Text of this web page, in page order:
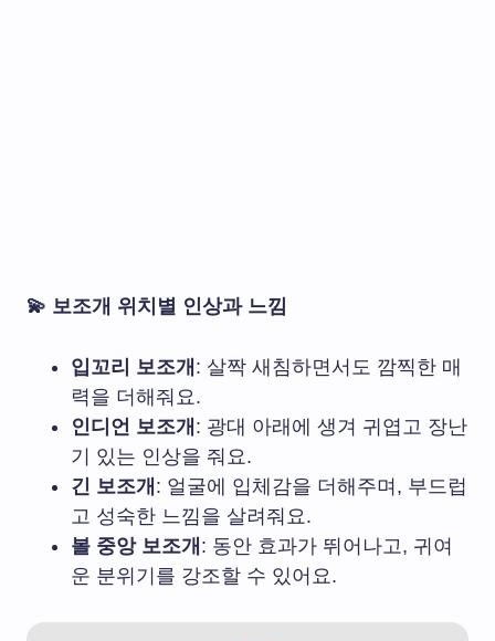
💫 보조개 위치별 인상과 느낌
입꼬리 보조개 : 살짝 새침하면서도 깜찍한 매
력을 더해줘요.
인디언 보조개 : 광대 아래에 생겨 귀엽고 장난
기 있는 인상을 줘요.
긴 보조개 : 얼굴에 입체감을 더해주며, 부드럽
고 성숙한 느낌을 살려줘요.
볼 중앙 보조개 : 동안 효과가 뛰어나고, 귀여
운 분위기를 강조할 수 있어요.